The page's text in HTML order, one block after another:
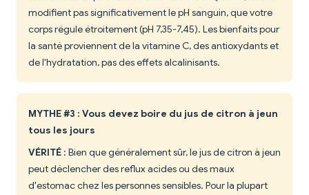
modifient pas significativement le pH sanguin, que votre
corps régule étroitement (pH 7,35-7,45). Les bienfaits pour
la santé proviennent de la vitamine C, des antioxydants et
de l'hydratation, pas des effets alcalinisants.
MYTHE #3 : Vous devez boire du jus de citron à jeun
tous les jours
VÉRITÉ : Bien que généralement sûr, le jus de citron à jeun
peut déclencher des reflux acides ou des maux
d'estomac chez les personnes sensibles. Pour la plupart